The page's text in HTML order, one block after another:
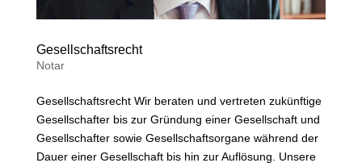
Gesellschaftsrecht
Notar
Gesellschaftsrecht Wir beraten und vertreten zukünftige
Gesellschafter bis zur Gründung einer Gesellschaft und
Gesellschafter sowie Gesellschaftsorgane während der
Dauer einer Gesellschaft bis hin zur Auflösung. Unsere